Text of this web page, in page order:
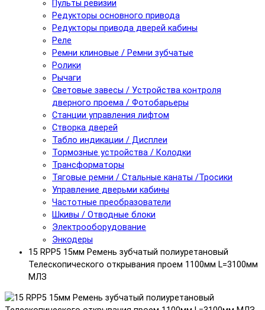
Пульты ревизии
Редукторы основного привода
Редукторы привода дверей кабины
Реле
Ремни клиновые / Ремни зубчатые
Ролики
Рычаги
Световые завесы / Устройства контроля
дверного проема / Фотобарьеры
Станции управления лифтом
Створка дверей
Табло индикации / Дисплеи
Тормозные устройства / Колодки
Трансформаторы
Тяговые ремни / Стальные канаты /Тросики
Управление дверьми кабины
Частотные преобразователи
Шкивы / Отводные блоки
Электрооборудование
Энкодеры
15 RPP5 15мм Ремень зубчатый полиуретановый
Телескопического открывания проем 1100мм L=3100мм
МЛЗ